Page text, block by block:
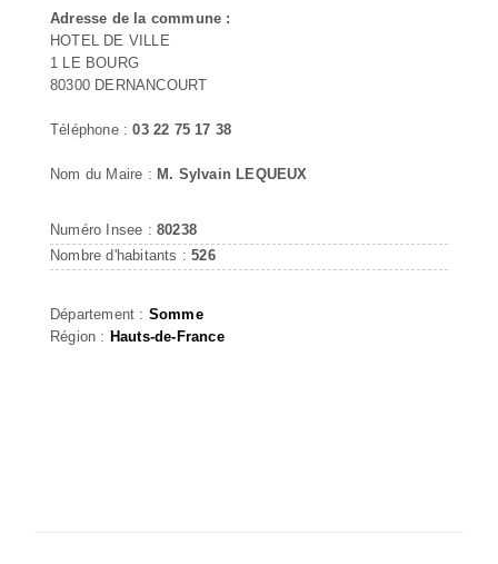
Adresse de la commune :
HOTEL DE VILLE
1 LE BOURG
80300 DERNANCOURT
Téléphone :03 22 75 17 38
Nom du Maire : M. Sylvain LEQUEUX
Numéro Insee : 80238
Nombre d'habitants :526
Département : Somme
Région : Hauts-de-France